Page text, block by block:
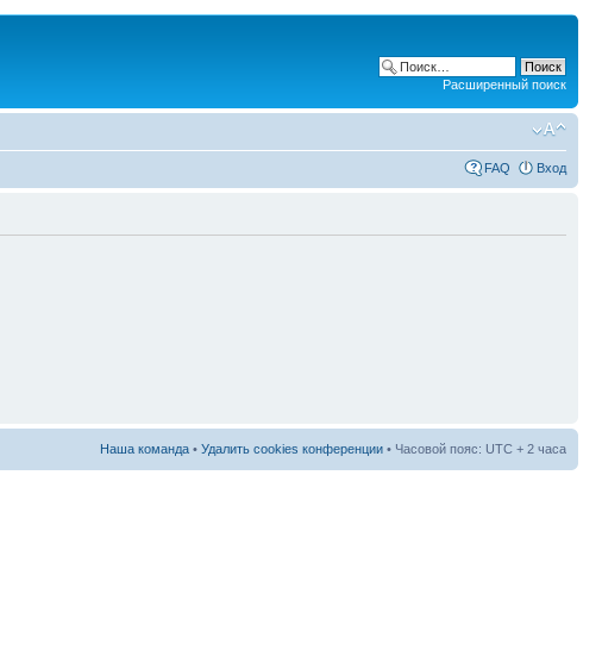
Расширенный поиск
FAQ Вход
Наша команда • Удалить cookies конференции • Часовой пояс: UTC + 2 часа